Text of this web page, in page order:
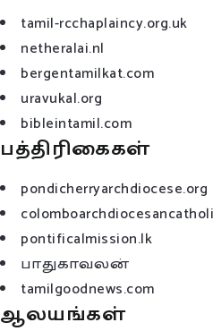
tamil-rcchaplaincy.org.uk
netheralai.nl
bergentamilkat.com
uravukal.org
bibleintamil.com
பத்திரிகைகள்
pondicherryarchdiocese.org
pontificalmission.lk
பாதுகாவலன்
tamilgoodnews.com
ஆலயங்கள்